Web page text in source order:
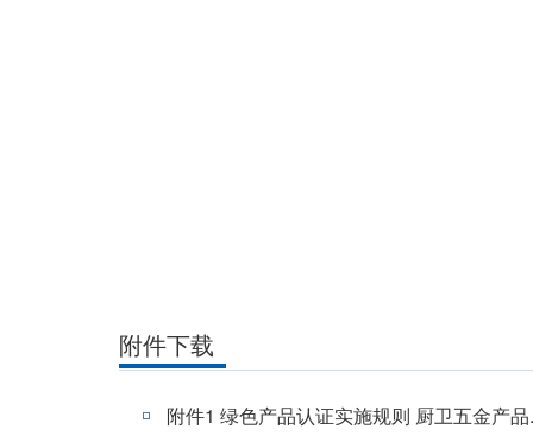
附件下载
附件1 绿色产品认证实施规则 厨卫五金产